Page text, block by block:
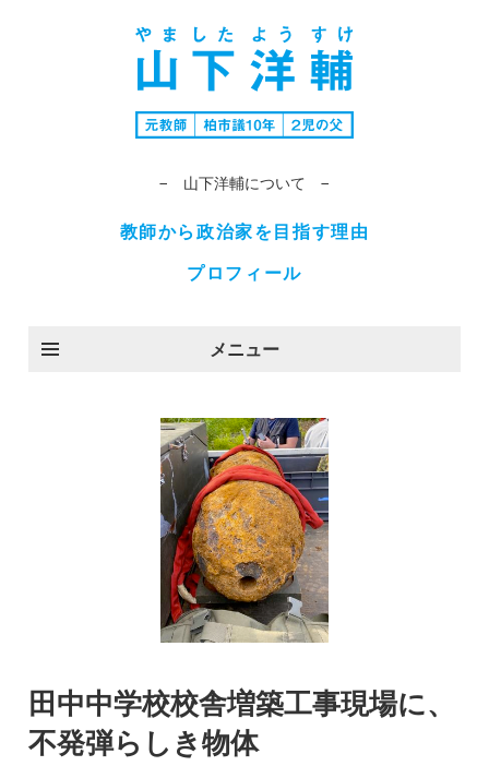
− 山下洋輔について −
教師から政治家を目指す理由
プロフィール
メニュー
田中中学校校舎増築工事現場に、
不発弾らしき物体